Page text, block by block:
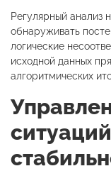
Регулярный анализ
обнаруживать
логические
исходной данных
алгоритмических